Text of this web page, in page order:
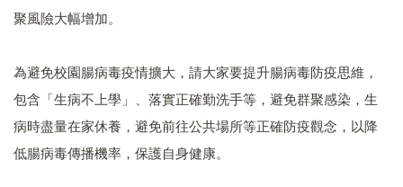
聚風險大幅增加。
為避免校園腸病毒疫情擴大，請大家要提升腸病毒防疫思維，
包含「生病不上學」、落實正確勤洗手等，避免群聚感染，生
病時盡量在家休養，避免前往公共場所等正確防疫觀念，以降
低腸病毒傳播機率，保護自身健康。